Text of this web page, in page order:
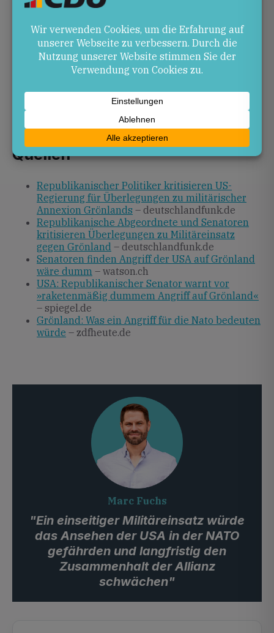
Ausblick
Angesichts der breiten Kritik innerhalb der
Republikanischen Partei erscheint ein Militäreinsatz
Künftige Entscheidungen dürften stärker an
völkerrechtlichen und NATO-rechtlichen
Erwägungen ausgerichtet sein.
Quellen
Republikanischer Politiker kritisieren US-
Regierung für Überlegungen zu militärischer
Annexion Grönlands – deutschlandfunk.de
Republikanische Abgeordnete und Senatoren
kritisieren Überlegungen zu Militäreinsatz
gegen Grönland – deutschlandfunk.de
Senatoren finden Angriff der USA auf Grönland
wäre dumm – watson.ch
USA: Republikanischer Senator warnt vor
»raketenmäßig dummem Angriff auf Grönland«
– spiegel.de
Grönland: Was ein Angriff für die Nato bedeuten
würde – zdfheute.de
Marc Fuchs
"Ein einseitiger Militäreinsatz würde
das Ansehen der USA in der NATO
gefährden und langfristig den
Zusammenhalt der Allianz
schwächen"